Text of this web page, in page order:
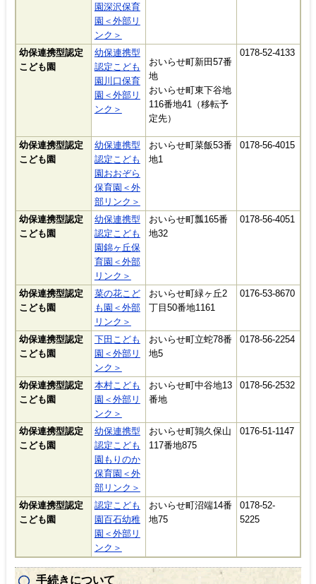
園深沢保育
園＜外部リ
ンク＞
幼保連携型認定
こども園
幼保連携型
認定こども
園川口保育
園＜外部リ
ンク＞
おいらせ町新田57番
地
おいらせ町東下谷地
116番地41（移転予
定先）
0178-52-4133
幼保連携型認定
こども園
幼保連携型
認定こども
園おおぞら
保育園＜外
部リンク＞
おいらせ町菜飯53番
地1
0178-56-4015
幼保連携型認定
こども園
幼保連携型
認定こども
園錦ヶ丘保
育園＜外部
リンク＞
おいらせ町瓢165番
地32
0178-56-4051
幼保連携型認定
こども園
菜の花こど
も園＜外部
リンク＞
おいらせ町緑ヶ丘2
丁目50番地1161
0176-53-8670
幼保連携型認定
こども園
下田こども
園＜外部リ
ンク＞
おいらせ町立蛇78番
地5
0178-56-2254
幼保連携型認定
こども園
本村こども
園＜外部リ
ンク＞
おいらせ町中谷地13
番地
0178-56-2532
幼保連携型認定
こども園
幼保連携型
認定こども
園もりのか
保育園＜外
部リンク＞
おいらせ町鶉久保山
117番地875
0176-51-1147
幼保連携型認定
こども園
認定こども
園百石幼稚
園＜外部リ
ンク＞
おいらせ町沼端14番
地75
0178-52-
5225
手続きについて